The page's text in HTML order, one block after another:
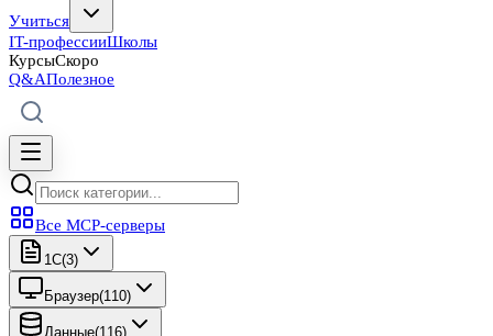
Учиться
IT-профессииШколы
КурсыСкоро
Q&AПолезное
Все MCP-серверы
1C(3)
Браузер(110)
Данные(116)